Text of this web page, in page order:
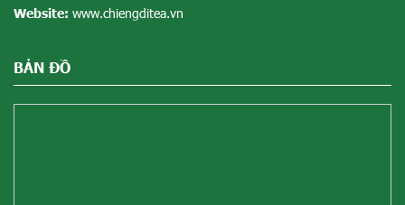
Website: www.chiengditea.vn
BẢN ĐỒ